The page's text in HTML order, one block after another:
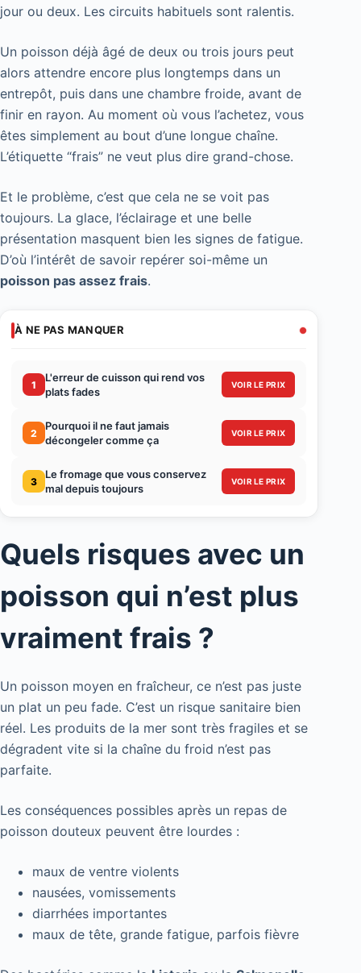
jour ou deux. Les circuits habituels sont ralentis.
Un poisson déjà âgé de deux ou trois jours peut
alors attendre encore plus longtemps dans un
entrepôt, puis dans une chambre froide, avant de
finir en rayon. Au moment où vous l’achetez, vous
êtes simplement au bout d’une longue chaîne.
L’étiquette “frais” ne veut plus dire grand-chose.
Et le problème, c’est que cela ne se voit pas
toujours. La glace, l’éclairage et une belle
présentation masquent bien les signes de fatigue.
D’où l’intérêt de savoir repérer soi-même un
poisson pas assez frais.
À NE PAS MANQUER
1
L'erreur de cuisson qui rend vos
plats fades
VOIR LE PRIX
2
Pourquoi il ne faut jamais
décongeler comme ça
VOIR LE PRIX
3
Le fromage que vous conservez
mal depuis toujours
VOIR LE PRIX
Quels risques avec un
poisson qui n’est plus
vraiment frais ?
Un poisson moyen en fraîcheur, ce n’est pas juste
un plat un peu fade. C’est un risque sanitaire bien
réel. Les produits de la mer sont très fragiles et se
dégradent vite si la chaîne du froid n’est pas
parfaite.
Les conséquences possibles après un repas de
poisson douteux peuvent être lourdes :
maux de ventre violents
nausées, vomissements
diarrhées importantes
maux de tête, grande fatigue, parfois fièvre